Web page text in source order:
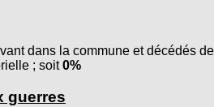
dans la commune et décédés
; soit0%
guerres